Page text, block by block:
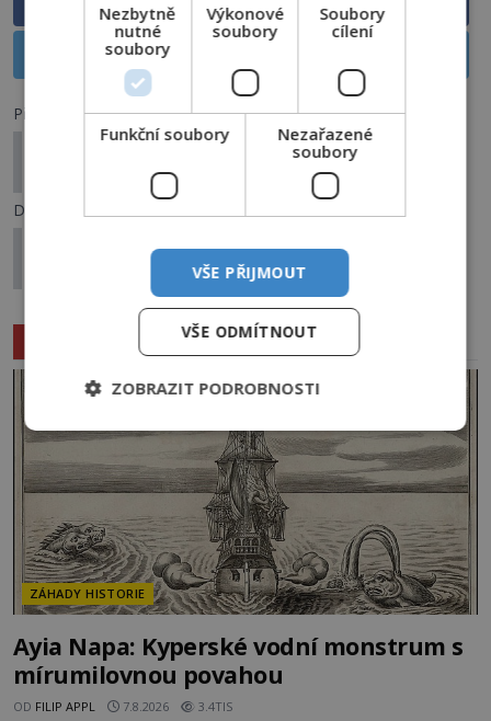
Předchozí článek
Vancouverský incident: Co způsobilo hromadnou
nevolnost cestujících?
Další článek
10 vrahů, které prý pomohli usvědčit duchové
ZÁHADY HISTORIE
Ayia Napa: Kyperské vodní monstrum s
mírumilovnou povahou
OD FILIP APPL 7.8.2026 3.4TIS
Nezbytně
nutné
soubory
Výkonové
soubory
Soubory
cílení
Funkční soubory
Nezařazené
soubory
VŠE PŘIJMOUT
VŠE ODMÍTNOUT
ZOBRAZIT PODROBNOSTI